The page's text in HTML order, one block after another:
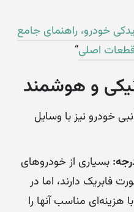
خودرو، راهنمای جامع
اصلی“
و هوشمند
خودرو نیز با وسایل
بسیاری از خودروهای
فابریک دارند، اما در
مناسب آنها را